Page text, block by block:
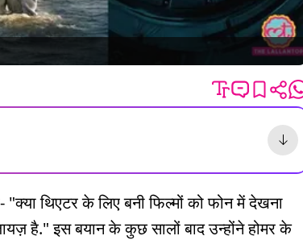
थिएटर के लिए बनी फिल्मों को फोन में देखना
है." इस बयान के कुछ सालों बाद उन्होंने होमर के